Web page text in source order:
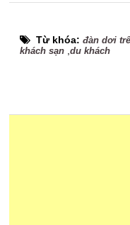
Từ khóa:đàn dơi
khách sạn ,du khách